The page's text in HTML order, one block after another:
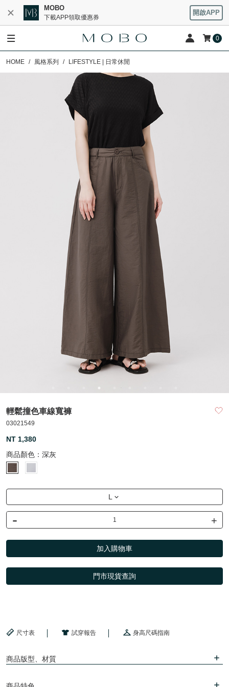
MOBO
下載APP領取優惠券
開啟APP
0
HOME 風格系列 LIFESTYLE | 日常休閒
輕鬆撞色車線寬褲
03021549
NT 1,380
商品顏色： 深灰
L
- +
加入購物車
門市現貨查詢
尺寸表 試穿報告 身高尺碼指南
商品版型、材質